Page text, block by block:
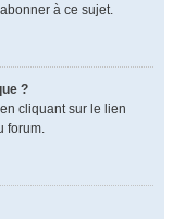
à ce sujet.
?
cliquant sur le lien
forum.